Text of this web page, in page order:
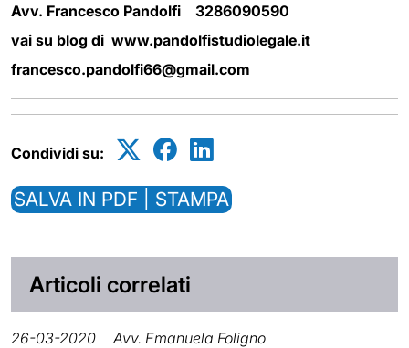
Avv. Francesco Pandolfi 3286090590
vai su blog di www.pandolfistudiolegale.it
francesco.pandolfi66@gmail.com
Condividi su:
SALVA IN PDF | STAMPA
Articoli correlati
26-03-2020 Avv. Emanuela Foligno